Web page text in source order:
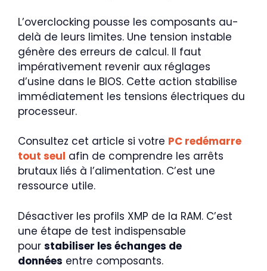
L’overclocking pousse les composants au-
delà de leurs limites. Une tension instable
génère des erreurs de calcul. Il faut
impérativement revenir aux réglages
d’usine dans le BIOS. Cette action stabilise
immédiatement les tensions électriques du
processeur.
Consultez cet article si votre PC redémarre
tout seul afin de comprendre les arrêts
brutaux liés à l’alimentation. C’est une
ressource utile.
Désactiver les profils XMP de la RAM. C’est
une étape de test indispensable
pour stabiliser les échanges de
données entre composants.